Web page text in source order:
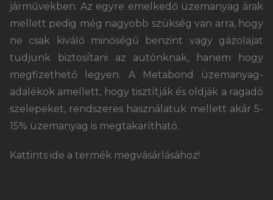
járművekben. Az egyre emelkedő üzemanyag árak
mellett pedig még nagyobb szükség van arra, hogy
ne csak kiváló minőségű benzint vagy gázolajat
tudjunk biztosítani az autónknak, hanem hogy
megfizethető legyen. A Metabond üzemanyag-
adalékok amellett, hogy tisztítják és oldják a ragadó
szelepeket, rendszeres használatuk mellett akár 5-
15% üzemanyag is megtakarítható.
Kattints ide a termék megvásárlásához!